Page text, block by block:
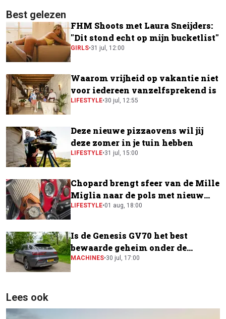
Best gelezen
FHM Shoots met Laura Sneijders:
"Dit stond echt op mijn bucketlist"
GIRLS•31 jul, 12:00
Waarom vrijheid op vakantie niet
voor iedereen vanzelfsprekend is
LIFESTYLE•30 jul, 12:55
Deze nieuwe pizzaovens wil jij
deze zomer in je tuin hebben
LIFESTYLE•31 jul, 15:00
Chopard brengt sfeer van de Mille
Miglia naar de pols met nieuw
horloge
LIFESTYLE•01 aug, 18:00
Is de Genesis GV70 het best
bewaarde geheim onder de
elektrische SUV's?
MACHINES•30 jul, 17:00
Lees ook